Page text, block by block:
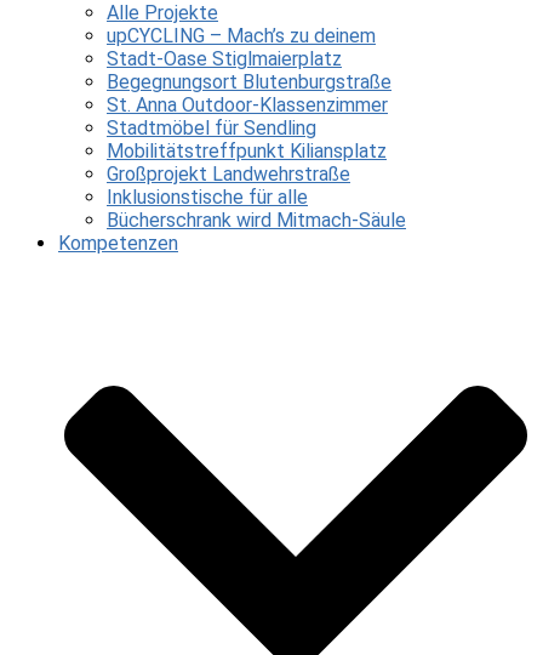
Alle Projekte
upCYCLING – Mach’s zu deinem
Stadt-Oase Stiglmaierplatz
Begegnungsort Blutenburgstraße
St. Anna Outdoor-Klassenzimmer
Stadtmöbel für Sendling
Mobilitätstreffpunkt Kiliansplatz
Großprojekt Landwehrstraße
Inklusionstische für alle
Bücherschrank wird Mitmach-Säule
Kompetenzen